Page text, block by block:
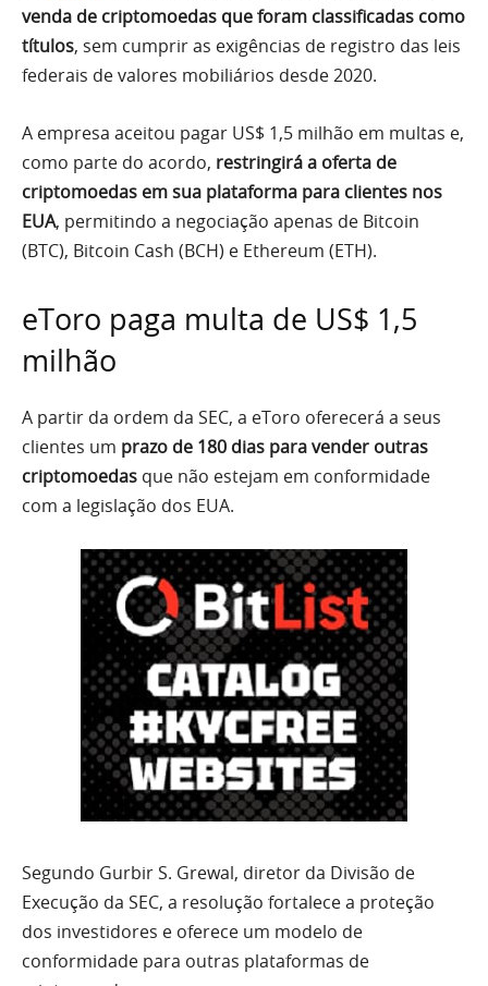
venda de criptomoedas que foram classificadas como
títulos, sem cumprir as exigências de registro das leis
federais de valores mobiliários desde 2020.
A empresa aceitou pagar US$ 1,5 milhão em multas e,
como parte do acordo, restringirá a oferta de
criptomoedas em sua plataforma para clientes nos
EUA, permitindo a negociação apenas de Bitcoin
(BTC), Bitcoin Cash (BCH) e Ethereum (ETH).
eToro paga multa de US$ 1,5
milhão
A partir da ordem da SEC, a eToro oferecerá a seus
clientes um prazo de 180 dias para vender outras
criptomoedas que não estejam em conformidade
com a legislação dos EUA.
Segundo Gurbir S. Grewal, diretor da Divisão de
Execução da SEC, a resolução fortalece a proteção
dos investidores e oferece um modelo de
conformidade para outras plataformas de